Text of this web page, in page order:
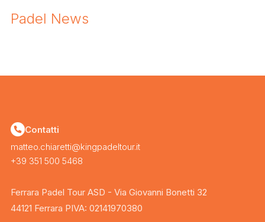
Padel News
Contatti
matteo.chiaretti@kingpadeltour.it
+39 351 500 5468
Ferrara Padel Tour ASD - Via Giovanni Bonetti 32
44121 Ferrara PIVA: 02141970380